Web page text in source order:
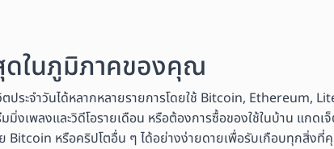
ดในภูมิภาคของคุณ
ะจำวันได้หลากหลายรายการโดยใช้ Bitcoin, Ethereum,
งเพลงและวิดีโอรายเดือน หรือต้องการซื้อของใช้ในบ้าน แกดเ
หรือคริปโตอื่น ๆ ได้อย่างง่ายดายเพื่อรับเกือบทุกสิ่งที่